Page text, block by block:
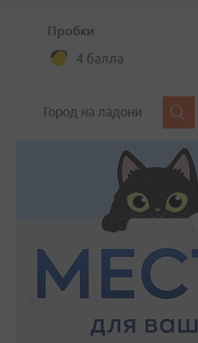
Пробки
4 балла
Город на ладони